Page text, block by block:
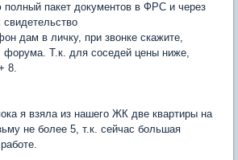
полный пакет документов в ФРС и через
дам в личку, при звонке скажите,
форума. Т.к. для соседей цены ниже,
8.
я взяла из нашего ЖК две квартиры на
не более 5, т.к. сейчас большая